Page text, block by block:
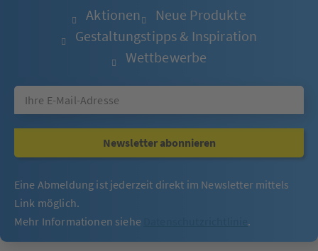
Aktionen
Neue Produkte
Gestaltungstipps & Inspiration
Wettbewerbe
Newsletter abonnieren
Eine Abmeldung ist jederzeit direkt im Newsletter mittels
Link möglich.
Mehr Informationen siehe
.